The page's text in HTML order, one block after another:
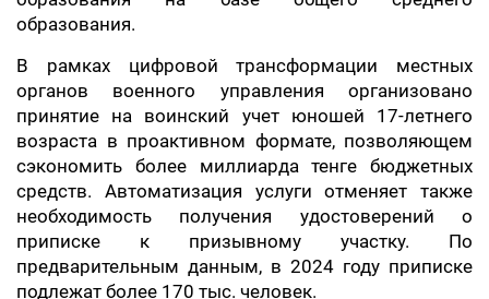
образования.
В рамках цифровой трансформации местных
органов военного управления организовано
принятие на воинский учет юношей 17-летнего
возраста в проактивном формате, позволяющем
сэкономить более миллиарда тенге бюджетных
средств. Автоматизация услуги отменяет также
необходимость получения удостоверений о
приписке к призывному участку. По
предварительным данным, в 2024 году приписке
подлежат более 170 тыс. человек.